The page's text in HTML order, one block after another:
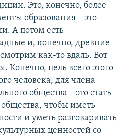
Это, конечно, более
образования – это
А потом есть
и, конечно, древние
как-то вдаль. Вот
Конечно, цель всего этого
человека, для члена
общества – это стать
чтобы иметь
и уметь разговаривать
ценностей со